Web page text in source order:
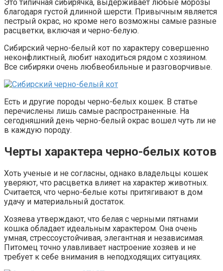
Это типичная сибирячка, выдерживает любые морозы
благодаря густой длинной шерсти. Привычным является
пестрый окрас, но кроме него возможны самые разные
расцветки, включая и черно-белую.
Сибирский черно-белый кот по характеру совершенно
неконфликтный, любит находиться рядом с хозяином.
Все сибиряки очень любвеобильные и разговорчивые.
Есть и другие породы черно-белых кошек. В статье
перечислены лишь самые распространенные. На
сегодняшний день черно-белый окрас вошел чуть ли не
в каждую породу.
Черты характера черно-белых котов
Хоть ученые и не согласны, однако владельцы кошек
уверяют, что расцветка влияет на характер животных.
Считается, что черно-белые коты притягивают в дом
удачу и материальный достаток.
Хозяева утверждают, что белая с черными пятнами
кошка обладает идеальным характером. Она очень
умная, стрессоустойчивая, элегантная и независимая.
Питомец точно улавливает настроение хозяев и не
требует к себе внимания в неподходящих ситуациях.